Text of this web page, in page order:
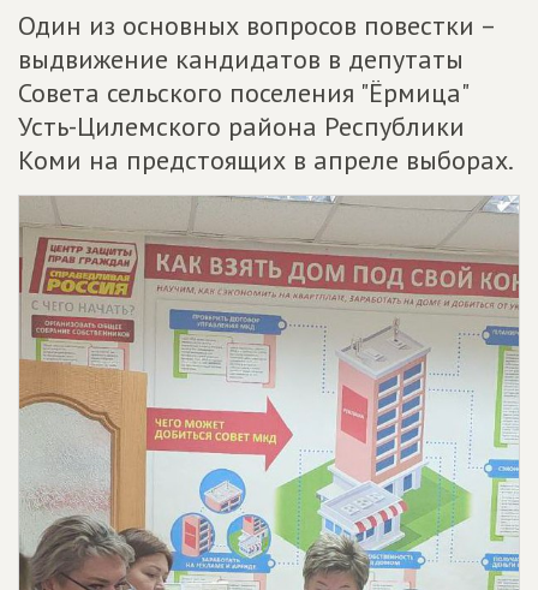
Один из основных вопросов повестки –
выдвижение кандидатов в депутаты
Совета сельского поселения "Ёрмица"
Усть-Цилемского района Республики
Коми на предстоящих в апреле выборах.